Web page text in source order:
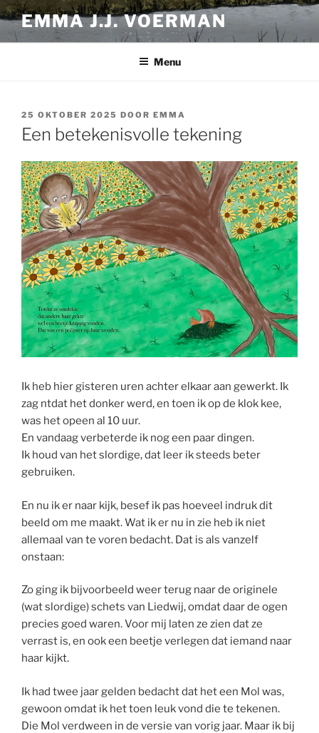
Ga
naar
de
EMMA J.J. VOERMAN
Menu
GEPLAATST
OP
25 OKTOBER 2025 DOOR EMMA
Een betekenisvolle tekening
Ik heb hier gisteren uren achter elkaar aan gewerkt. Ik
zag ntdat het donker werd, en toen ik op de klok kee,
was het opeen al 10 uur.
En vandaag verbeterde ik nog een paar dingen.
Ik houd van het slordige, dat leer ik steeds beter
gebruiken.
En nu ik er naar kijk, besef ik pas hoeveel indruk dit
beeld om me maakt. Wat ik er nu in zie heb ik niet
allemaal van te voren bedacht. Dat is als vanzelf
onstaan:
Zo ging ik bijvoorbeeld weer terug naar de originele
(wat slordige) schets van Liedwij, omdat daar de ogen
precies goed waren. Voor mij laten ze zien dat ze
verrast is, en ook een beetje verlegen dat iemand naar
haar kijkt.
Ik had twee jaar gelden bedacht dat het een Mol was,
gewoon omdat ik het toen leuk vond die te tekenen.
Die Mol verdween in de versie van vorig jaar. Maar ik bij